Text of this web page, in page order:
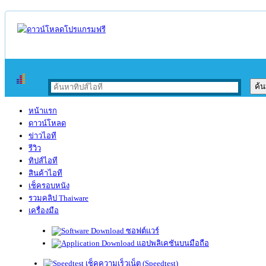
หน้าแรก
ดาวน์โหลด
ข่าวไอที
รีวิว
ทิปส์ไอที
สินค้าไอที
เช็ครอบหนัง
รวมคลิป Thaiware
เครื่องมือ
ซอฟต์แวร์
แอปพลิเคชันบนมือถือ
เช็คความเร็วเน็ต (Speedtest)